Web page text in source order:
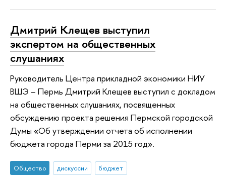
Дмитрий Клещев выступил
экспертом на общественных
слушаниях
Руководитель Центра прикладной экономики НИУ
ВШЭ – Пермь Дмитрий Клещев выступил с докладом
на общественных слушаниях, посвященных
обсуждению проекта решения Пермской городской
Думы «Об утверждении отчета об исполнении
бюджета города Перми за 2015 год».
Общество дискуссии
бюджет